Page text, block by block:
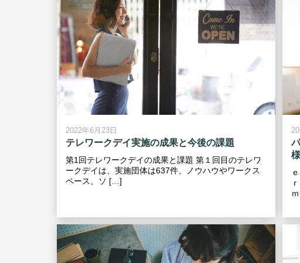
2022年6月23日
テレワークデイ実施の成果と今後の課題
第1回テレワークデイの成果と課題 第１回目のテレワ
ークデイは、実施団体は637件、ノウハウやワークス
ペース、ソ […]